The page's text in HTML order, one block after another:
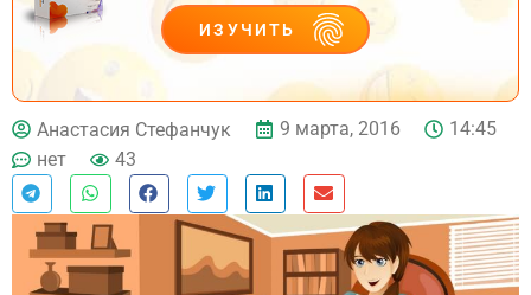
ИЗУЧИТЬ
ДЕЙСТВУЙ
Анастасия Стефанчук 9 марта, 2016
14:45
нет
43